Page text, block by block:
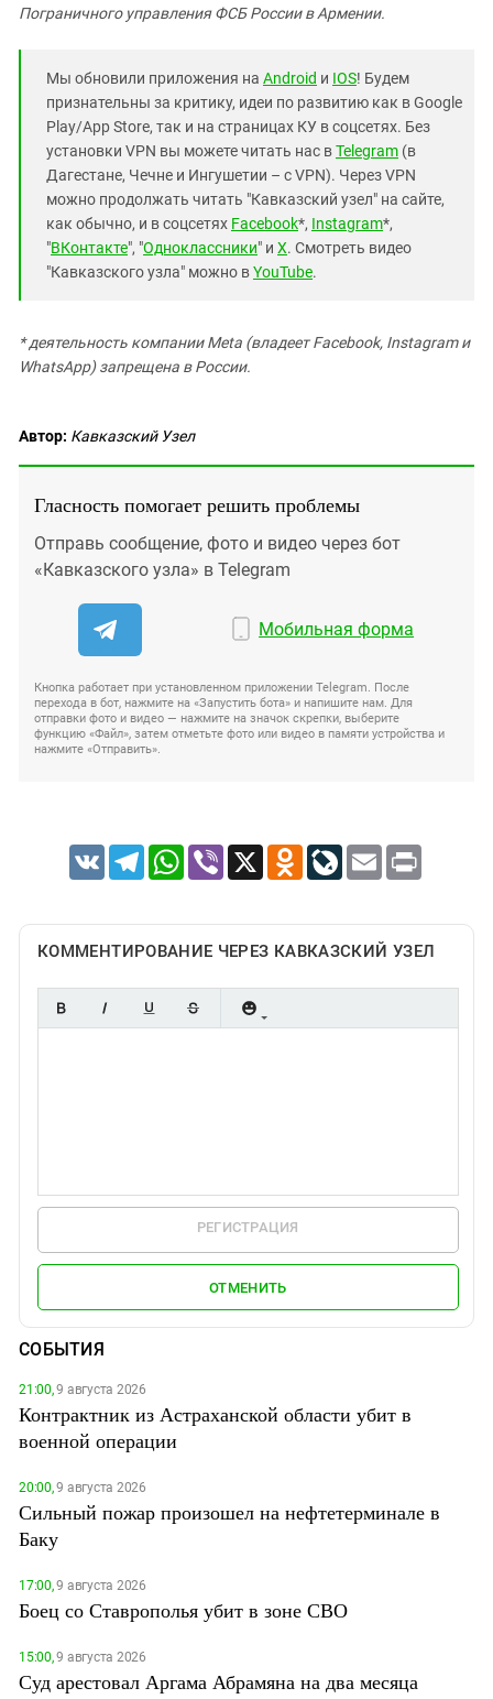
Пограничного управления ФСБ России в Армении.
Мы обновили приложения на Android и IOS! Будем
признательны за критику, идеи по развитию как в Google
Play/App Store, так и на страницах КУ в соцсетях. Без
установки VPN вы можете читать нас вTelegram (в
Дагестане, Чечне и Ингушетии – с VPN). Через VPN
можно продолжать читать "Кавказский узел" на сайте,
как обычно, и в соцсетях Facebook*, Instagram*,
"ВКонтакте", "Одноклассники" и X. Смотреть видео
"Кавказского узла" можно вYouTube.
* деятельность компании Meta (владеет Facebook, Instagram и
WhatsApp) запрещена в России.
Автор: Кавказский Узел
Гласность помогает решить проблемы
Отправь сообщение, фото и видео через бот
«Кавказского узла» в Telegram
Мобильная форма
Кнопка работает при установленном приложении Telegram. После
перехода в бот, нажмите на «Запустить бота» и напишите нам. Для
отправки фото и видео — нажмите на значок скрепки, выберите
функцию «Файл», затем отметьте фото или видео в памяти устройства и
нажмите «Отправить».
VK TelegramWhatsApp
Viber X Odnoklassniki
LiveJournal
Email Print
КОММЕНТИРОВАНИЕ ЧЕРЕЗ КАВКАЗСКИЙ УЗЕЛ
РЕГИСТРАЦИЯ
ОТМЕНИТЬ
СОБЫТИЯ
21:00,9 августа 2026
Контрактник из Астраханской области убит в
военной операции
20:00,9 августа 2026
Сильный пожар произошел на нефтетерминале в
Баку
17:00,9 августа 2026
Боец со Ставрополья убит в зоне СВО
15:00,9 августа 2026
Суд арестовал Аргама Абрамяна на два месяца